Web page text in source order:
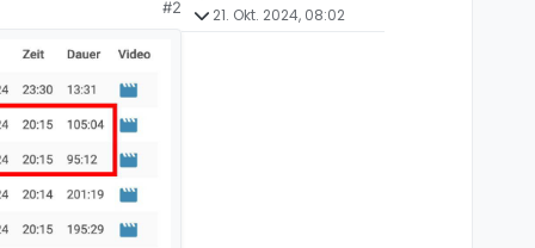
#2 21. Okt. 2024, 08:02